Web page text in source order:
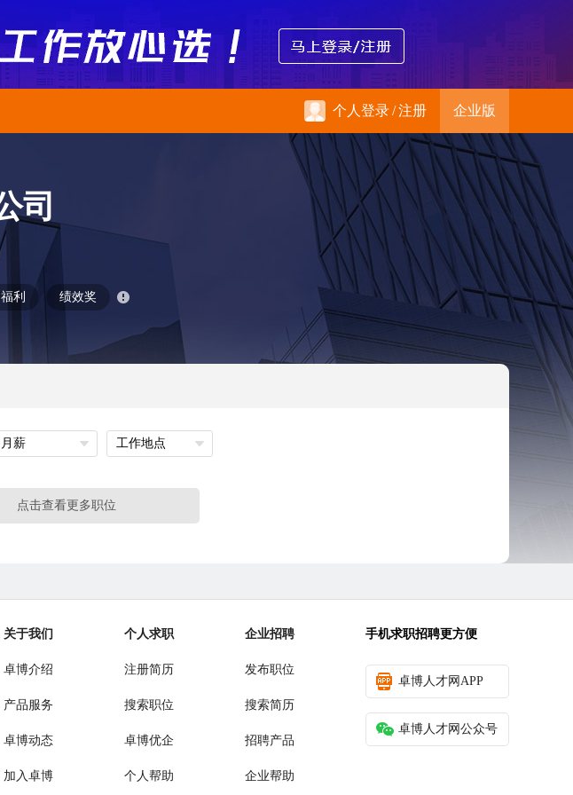
个人登录/注册 企业版
司
利 绩效奖
月薪 工作地点
点击查看更多职位
关于我们
卓博介绍
产品服务
卓博动态
加入卓博
个人求职
注册简历
搜索职位
卓博优企
个人帮助
企业招聘
发布职位
搜索简历
招聘产品
企业帮助
手机求职招聘更方便
卓博人才网APP
卓博人才网公众号